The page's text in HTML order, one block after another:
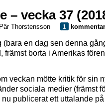
– vecka 37
Pär Thorstensson 1 kommentar
(bara en dag sen denna
främst borta i Amerikas
veckan mötte kritik för sin
sociala medier (främst
publicerat ett uttalande